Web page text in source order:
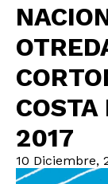
COSTA
2017
10 Diciembre,